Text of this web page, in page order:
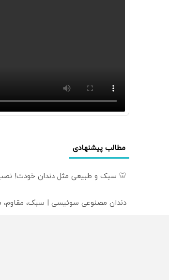
مطالب پیشنهادی
🦷 سبک و طبیعی مثل دندان خودت!
دندان مصنوعی سوئیسی | سبک، مقاوم،